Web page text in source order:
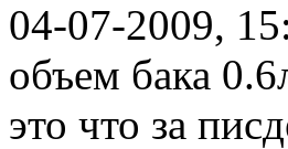
04-07-2009,
объем бака
это что за